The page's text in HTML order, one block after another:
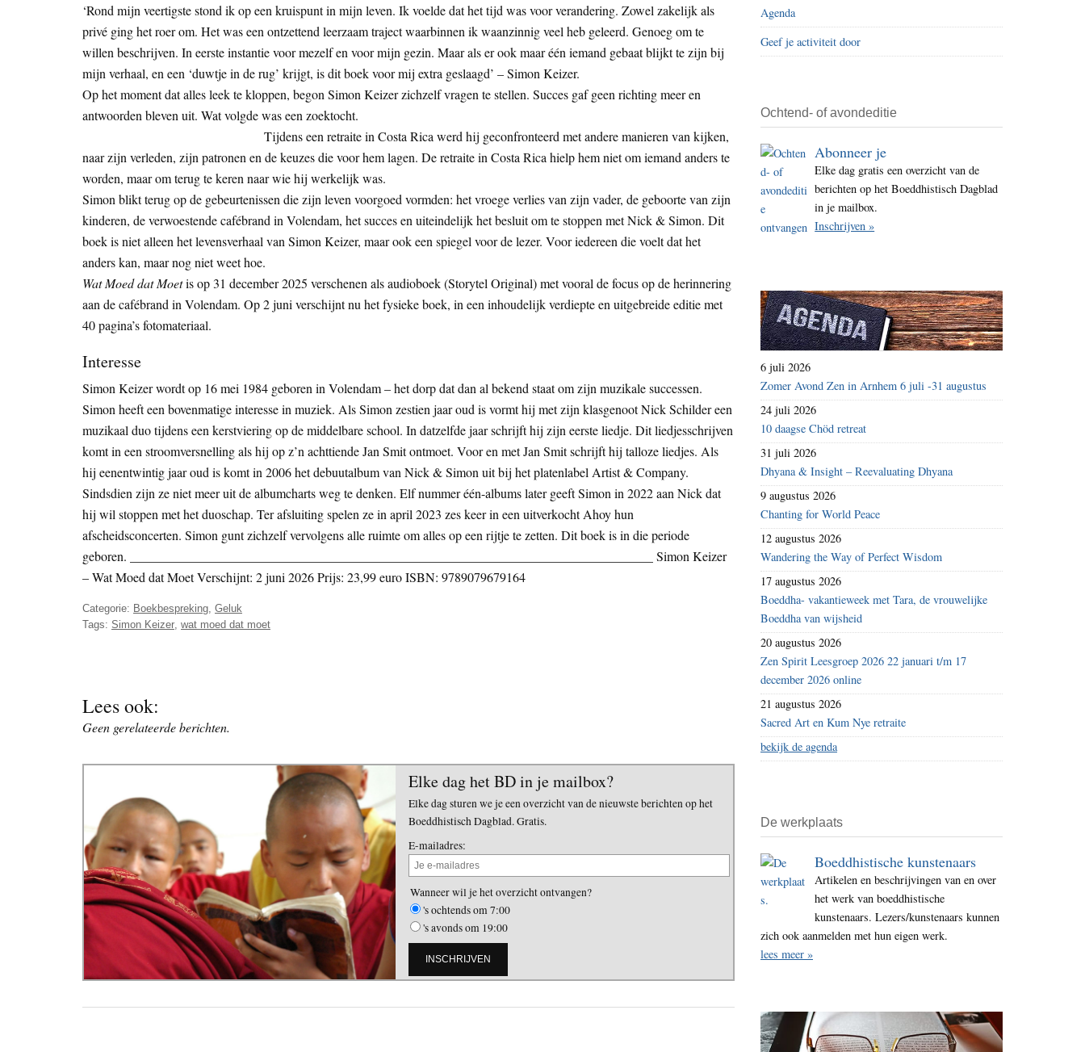
i
t
e
‘Rond mijn veertigste stond ik op een kruispunt in mijn leven. Ik voelde dat het tijd was voor verandering. Zowel zakelijk als
privé ging het roer om. Het was een ontzettend leerzaam traject waarbinnen ik waanzinnig veel heb geleerd. Genoeg om te
willen beschrijven. In eerste instantie voor mezelf en voor mijn gezin. Maar als er ook maar één iemand gebaat blijkt te zijn bij
mijn verhaal, en een ‘duwtje in de rug’ krijgt, is dit boek voor mij extra geslaagd’ – Simon Keizer.
Op het moment dat alles leek te kloppen, begon Simon Keizer zichzelf vragen te stellen. Succes gaf geen richting meer en
antwoorden bleven uit. Wat volgde was een zoektocht.
Tijdens een retraite in Costa Rica werd hij geconfronteerd met andere manieren van kijken,
naar zijn verleden, zijn patronen en de keuzes die voor hem lagen. De retraite in Costa Rica hielp hem niet om iemand anders te
worden, maar om terug te keren naar wie hij werkelijk was.
Simon blikt terug op de gebeurtenissen die zijn leven voorgoed vormden: het vroege verlies van zijn vader, de geboorte van zijn
kinderen, de verwoestende cafébrand in Volendam, het succes en uiteindelijk het besluit om te stoppen met Nick & Simon. Dit
boek is niet alleen het levensverhaal van Simon Keizer, maar ook een spiegel voor de lezer. Voor iedereen die voelt dat het
anders kan, maar nog niet weet hoe.
Wat Moed dat Moetis op 31 december 2025 verschenen als audioboek (Storytel Original) met vooral de focus op de herinnering
aan de cafébrand in Volendam. Op 2 juni verschijnt nu het fysieke boek, in een inhoudelijk verdiepte en uitgebreide editie met
40 pagina’s fotomateriaal.
Interesse
Simon Keizer wordt op 16 mei 1984 geboren in Volendam – het dorp dat dan al bekend staat om zijn muzikale successen.
Simon heeft een bovenmatige interesse in muziek. Als Simon zestien jaar oud is vormt hij met zijn klasgenoot Nick Schilder een
muzikaal duo tijdens een kerstviering op de middelbare school. In datzelfde jaar schrijft hij zijn eerste liedje. Dit liedjesschrijven
komt in een stroomversnelling als hij op z’n achttiende Jan Smit ontmoet. Voor en met Jan Smit schrijft hij talloze liedjes. Als
hij eenentwintig jaar oud is komt in 2006 het debuutalbum van Nick & Simon uit bij het platenlabel Artist & Company.
Sindsdien zijn ze niet meer uit de albumcharts weg te denken. Elf nummer één-albums later geeft Simon in 2022 aan Nick dat
hij wil stoppen met het duoschap. Ter afsluiting spelen ze in april 2023 zes keer in een uitverkocht Ahoy hun
afscheidsconcerten. Simon gunt zichzelf vervolgens alle ruimte om alles op een rijtje te zetten. Dit boek is in die periode
geboren. _________________________________________________________________________________ Simon Keizer
– Wat Moed dat Moet Verschijnt: 2 juni 2026 Prijs: 23,99 euro ISBN: 9789079679164
Categorie: Boekbespreking, Geluk
Tags: Simon Keizer, wat moed dat moet
Lees ook:
Geen gerelateerde berichten.
Elke dag het BD in je mailbox?
Elke dag sturen we je een overzicht van de nieuwste berichten op het
Boeddhistisch Dagblad. Gratis.
E-mailadres:
Wanneer wil je het overzicht ontvangen?
's ochtends om 7:00
's avonds om 19:00
Agenda
Geef je activiteit door
Ochtend- of avondeditie
Abonneer je
Elke dag gratis een overzicht van de
berichten op het Boeddhistisch Dagblad
in je mailbox.
Inschrijven »
6 juli 2026
Zomer Avond Zen in Arnhem 6 juli -31 augustus
24 juli 2026
10 daagse Chöd retreat
31 juli 2026
Dhyana & Insight – Reevaluating Dhyana
9 augustus 2026
Chanting for World Peace
12 augustus 2026
Wandering the Way of Perfect Wisdom
17 augustus 2026
Boeddha- vakantieweek met Tara, de vrouwelijke
Boeddha van wijsheid
20 augustus 2026
Zen Spirit Leesgroep 2026 22 januari t/m 17
december 2026 online
21 augustus 2026
Sacred Art en Kum Nye retraite
bekijk de agenda
De werkplaats
Boeddhistische kunstenaars
Artikelen en beschrijvingen van en over
het werk van boeddhistische
kunstenaars. Lezers/kunstenaars kunnen
zich ook aanmelden met hun eigen werk.
lees meer »